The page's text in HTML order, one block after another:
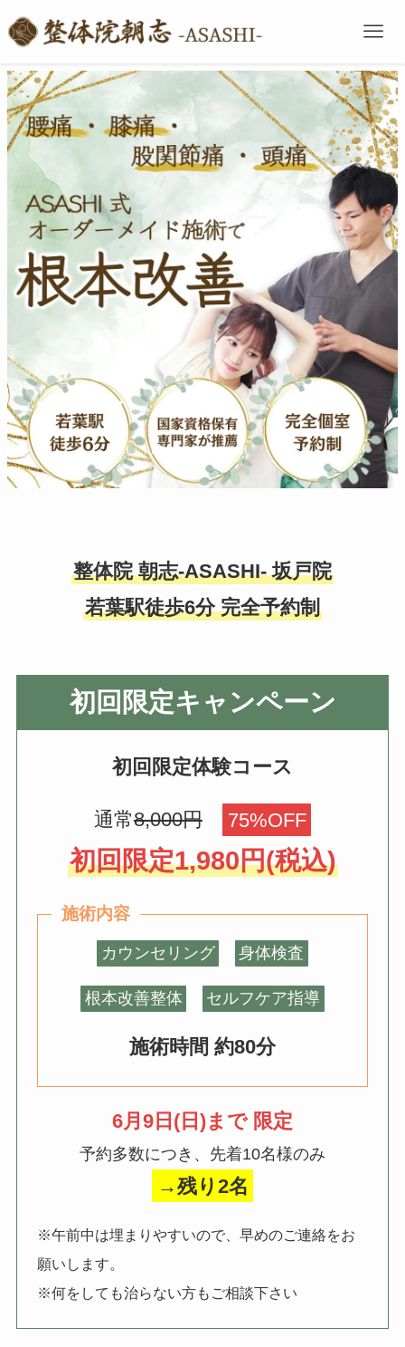
整体院 朝志-ASASHI- 坂戸院
若葉駅徒歩6分 完全予約制
初回限定キャンペーン
初回限定体験コース
通常8,000円 75%OFF
初回限定1,980円(税込)
施術内容
カウンセリング 身体検査
根本改善整体 セルフケア指導
施術時間 約80分
6月9日(日)まで 限定
予約多数につき、先着10名様のみ
→残り2名
※午前中は埋まりやすいので、早めのご連絡をお
願いします。
※何をしても治らない方もご相談下さい